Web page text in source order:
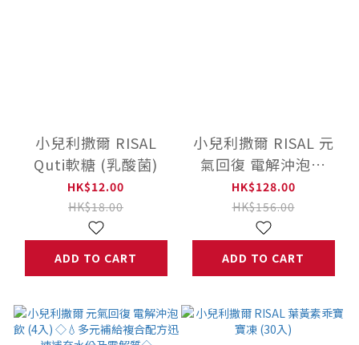
小兒利撒爾 RISAL
Quti軟糖 (乳酸菌)
HK$12.00
HK$18.00
ADD TO CART
小兒利撒爾 RISAL 元
氣回復 電解沖泡飲
(20入) ◇💧多元補給
複合配方迅速補充水份
及電解質◇
HK$128.00
HK$156.00
ADD TO CART